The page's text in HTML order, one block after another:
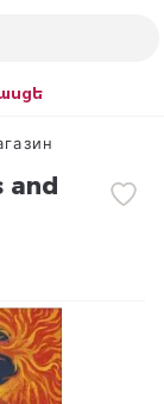
and